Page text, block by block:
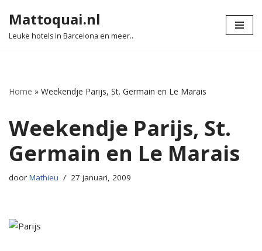
Ga
Mattoquai.nl
Leuke hotels in Barcelona en meer..
Home » Weekendje Parijs, St. Germain en Le Marais
Weekendje Parijs, St.
Germain en Le Marais
door Mathieu 27 januari, 2009